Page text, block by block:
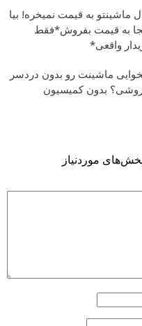
ماشینتو به قیمت نمیخره! بیا
به قیمت بفروش*فقط
واقعی*
ماشینت رو بدون دردسر
بدون کمیسیون
موردنیاز